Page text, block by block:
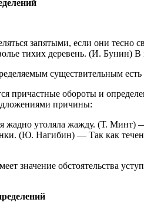
запятыми, если они
тихих деревень. (И.
существительным
причастные обороты и
причины:
жадно утоляла жажду. (Т. Минт)
(Ю. Нагибин) — Так как
значение обстоятельства